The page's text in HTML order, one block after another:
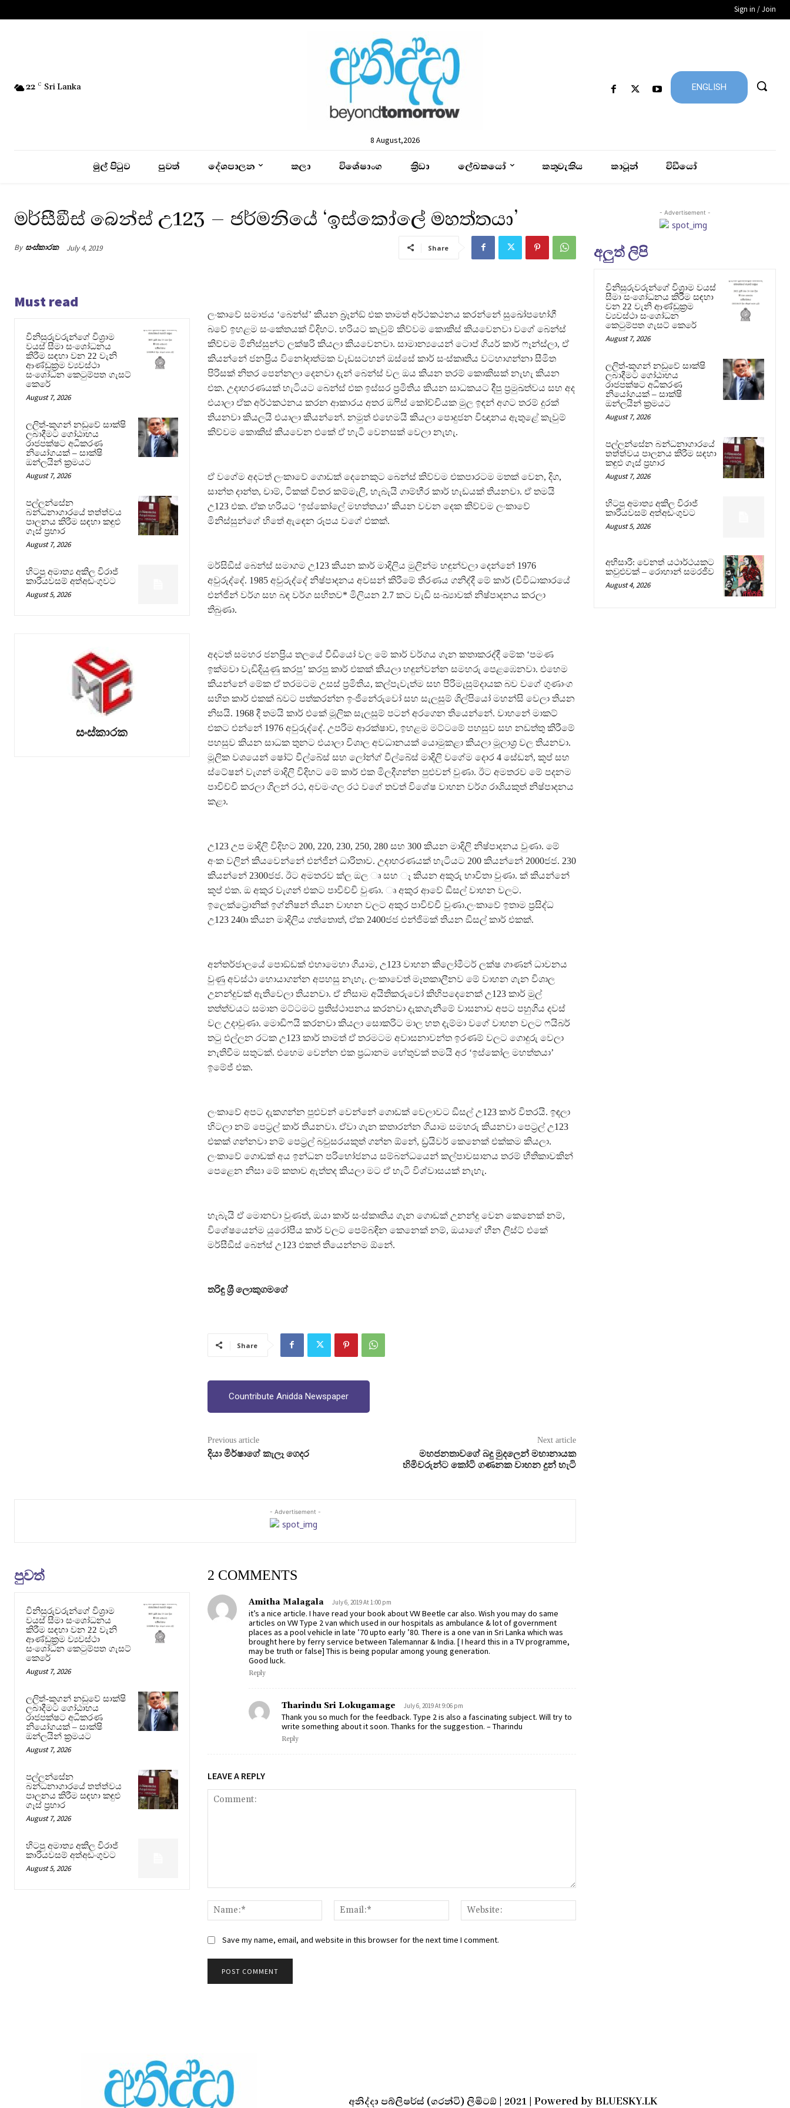
Sign in / Join
22 C Sri Lanka
8 August,2026
ENGLISH
මුල් පිටුව පුවත් දේශපාලන කලා විශේෂාංග ක්‍රිඩා ලේඛකයෝ කතුවැකිය කාටූන් විඩීයෝ
මර්සීඞීස් බෙන්ස් උ123 – ජර්මනියේ ‘ඉස්කෝලේ මහත්තයා’
By සංස්කාරක July 4, 2019 Share
Must read
විනිසුරුවරුන්ගේ විශ්‍රාම
වයස් සීමා සංශෝධනය
කිරීම සඳහා වන 22 වැනි
ආණ්ඩුක්‍රම ව්‍යවස්ථා
සංශෝධන කෙටුම්පත ගැසට්
කෙරේ
August 7, 2026
ලලිත්-කූගන් නඩුවේ සාක්ෂි
ලබාදීමට ගෝඨාභය
රාජපක්ෂට අධිකරණ
නියෝගයක් – සාක්ෂි
ඔන්ලයින් ක්‍රමයට
August 7, 2026
පල්ලන්සේන
බන්ධනාගාරයේ තත්ත්වය
පාලනය කිරීම සඳහා කඳුළු
ගෑස් ප්‍රහාර
August 7, 2026
හිටපු අමාත්‍ය අකිල විරාජ්
කාරියවසම් අත්අඩංගුවට
August 5, 2026
සංස්කාරක
ලංකාවේ සමාජය ‘බෙන්ස්’ කියන බ‍්‍රෑන්ඞ් එක තාමත් අර්ථකථනය කරන්නේ සුඛෝපභෝගී
බවේ ඉහළම සංකේතයක් විදිහට. හරියට කැවුම් කිව්වම කොකිස් කියවෙනවා වගේ බෙන්ස්
කිව්වම මිනිස්සුන්ට ලක්ෂරි කියලා කියවෙනවා. සාමාන්‍යයෙන් ටොප් ගියර් කාර් ෆෑන්ස්ලා, ඒ
කියන්නේ ජනප‍්‍රිය විනෝදාත්මක වැඩසටහන් ඔස්සේ කාර් සංස්කෘතිය වටහාගන්නා සීමිත
පිරිසක් නිතර පෙන්නලා දෙනවා දැන් බෙන්ස් වල ඔය කියන තරම් කොකිසක් නැහැ කියන
එක. උදාහරණයක් හැටියට බෙන්ස් එක ඉස්සර ප‍්‍රමිතිය කියන සාධකයට දීපු ප‍්‍රමුඛත්වය සහ අද
එයාලා ඒක අර්ථකථනය කරන ආකාරය අතර ඔෆිස් කෝච්චියක මුල ඉඳන් අගට තරම් දුරක්
තියනවා කියලයි එයාලා කියන්නේ. නමුත් එහෙමයි කියලා පොදුජන විඥානය ඇතුළේ කැවුම්
කිව්වම කොකිස් කියවෙන එකේ ඒ හැටි වෙනසක් වෙලා නැහැ.
ඒ වගේම අදටත් ලංකාවේ ගොඩක් දෙනෙකුට බෙන්ස් කිව්වම එකපාරටම මතක් වෙන, දිග,
සාන්ත දාන්ත, චාම්, ටිකක් විතර කම්මැලි, හැබැයි ගාම්භීර කාර් හැඩයක් තියනවා. ඒ තමයි
උ123 එක. ඒක හරියට ‘ඉස්කෝලේ මහත්තයා’ කියන වචන දෙක කිව්වම ලංකාවේ
මිනිස්සුන්ගේ හිතේ ඇඳෙන රූපය වගේ එකක්.
මර්සිඞීස් බෙන්ස් සමාගම උ123 කියන කාර් මාදිලිය මුලින්ම හඳුන්වලා දෙන්නේ 1976
අවුරුද්දේ. 1985 අවුරුද්දේ නිෂ්පාදනය අවසන් කිරීමේ තීරණය ගනිද්දී මේ කාර් (විවිධාකාරයේ
එන්ජින් වර්ග සහ බඳ වර්ග සහිතව* මිලියන 2.7 කට වැඩි සංඛ්‍යාවක් නිෂ්පාදනය කරලා
තිබුණා.
අදටත් සමහර ජනප‍්‍රිය තලයේ වීඩියෝ වල මේ කාර් වර්ගය ගැන කතාකරද්දී මේක ‘පමණ
ඉක්මවා වැඩිදියුණු කරපු’ කරපු කාර් එකක් කියලා හඳුන්වන්න සමහරු පෙළඹෙනවා. එහෙම
කියන්නේ මේක ඒ තරමටම උසස් ප‍්‍රමිතිය, කල්පැවැත්ම සහ පිරිමැසුම්දායක බව වගේ ගුණාංග
සහිත කාර් එකක් බවට පත්කරන්න ඉංජිනේරුවෝ සහ සැලසුම් ශිල්පියෝ මහන්සි වෙලා තියන
නිසයි. 1968 දී තමයි කාර් එකේ මූලික සැලසුම් පටන් අරගෙන තියෙන්නේ. වාහනේ මාකට්
එකට එන්නේ 1976 අවුරුද්දේ. උපරිම ආරක්ෂාව, ඉහළම මට්ටමේ පහසුව සහ නඩත්තු කිරීමේ
පහසුව කියන සාධක තුනට එයාලා විශාල අවධානයක් යොමුකළා කියලා මූලාශ‍්‍ර වල තියනවා.
මූලික වශයෙන් ෂෝට් වීල්බේස් සහ ලෝන්ග් වීල්බේස් මාදිලි වගේම දොර 4 සේඩන්, කූප් සහ
ස්ටේෂන් වැගන් මාදිලි විදිහට මේ කාර් එක මිලදීගන්න පුළුවන් වුණා. ඊට අමතරව මේ පදනම
පාවිච්චි කරලා ගිලන් රථ, අවමංගල රථ වගේ තවත් විශේෂ වාහන වර්ග රාශියකුත් නිෂ්පාදනය
කළා.
උ123 උප මාදිලි විදිහට 200, 220, 230, 250, 280 සහ 300 කියන මාදිලි නිෂ්පාදනය වුණා. මේ
අංක වලින් කියවෙන්නේ එන්ජින් ධාරිතාව. උදාහරණයක් හැටියට 200 කියන්නේ 2000ජජ. 230
කියන්නේ 2300ජජ. ඊට අමතරව ක්‍ල ඔල ෘ සහ ෑ කියන අකුරු භාවිතා වුණා. ක්‍ කියන්නේ
කූප් එක. ඔ අකුර වැගන් එකට පාවිච්චි වුණා. ෘ අකුර ආවේ ඞීසල් වාහන වලට.
ඉලෙක්ට්‍රොනික් ඉග්නිෂන් තියන වාහන වලට අකුර පාවිච්චි වුණා.ලංකාවේ ඉතාම ප‍්‍රසිද්ධ
උ123 240ෘ කියන මාදිලිය ගත්තොත්, ඒක 2400ජජ එන්ජිමක් තියන ඞීසල් කාර් එකක්.
අන්තර්ජාලයේ පොඞ්ඩක් එහාමෙහා ගියාම, උ123 වාහන කිලෝමීටර් ලක්ෂ ගාණන් ධාවනය
වුණු අවස්ථා හොයාගන්න අපහසු නැහැ. ලංකාවෙත් මෑතකාලීනව මේ වාහන ගැන විශාල
උනන්දුවක් ඇතිවෙලා තියනවා. ඒ නිසාම අයිතිකරුවෝ කිහිපදෙනෙක් උ123 කාර් මුල්
තත්ත්වයට සමාන මට්ටමට ප‍්‍රතිස්ථාපනය කරනවා දැකගැනීමේ වාසනාව අපට පහුගිය දවස්
වල උදාවුණා. මොඩිෆයි කරනවා කියලා සොකරිට මාල හත දැම්මා වගේ වාහන වලට ෆයිබර්
තටු එල්ලන රටක උ123 කාර් තාමත් ඒ තරමටම අවාසනාවන්ත ඉරණම් වලට ගොදුරු වෙලා
නැතිවීම සතුටක්. එහෙම වෙන්න එක ප‍්‍රධානම හේතුවක් තමයි අර ‘ඉස්කෝල මහත්තයා’
ඉමේජ් එක.
ලංකාවේ අපට දැකගන්න පුළුවන් වෙන්නේ ගොඩක් වෙලාවට ඞීසල් උ123 කාර් විතරයි. ඉඳලා
හිටලා නම් පෙට‍්‍රල් කාර් තියනවා. ඒවා ගැන කතාරන්න ගියාම සමහරු කියනවා පෙට‍්‍රල් උ123
එකක් ගන්නවා නම් පෙට‍්‍රල් බවුසරයකුත් ගන්න ඕනේ, ඩ‍්‍රයිවර් කෙනෙක් එක්කම කියලා.
ලංකාවේ ගොඩක් අය ඉන්ධන පරිභෝජනය සම්බන්ධයෙන් කල්පාවසානය තරම් භීතිකාවකින්
පෙළෙන නිසා මේ කතාව ඇත්තද කියලා මට ඒ හැටි විශ්වාසයක් නැහැ.
හැබැයි ඒ මොනවා වුණත්, ඔයා කාර් සංස්කෘතිය ගැන ගොඩක් උනන්දු වෙන කෙනෙක් නම්,
විශේෂයෙන්ම යුරෝපීය කාර් වලට පෙම්බඳින කෙනෙක් නම්, ඔයාගේ හීන ලිස්ට් එකේ
මර්සීඞීස් බෙන්ස් උ123 එකත් තියෙන්නම ඕනේ.
තරිඳු ශ‍්‍රී ලොකුගමගේ
Share
Countribute Anidda Newspaper
Previous article
දියා මිර්ෂාගේ කැලෑ ගෙදර
Next article
මහජනතාවගේ බදු මුදලෙන් මහානායක
හිමිවරුන්ට කෝටි ගණනක වාහන දුන් හැටි
- Advertisement -
පුවත්
විනිසුරුවරුන්ගේ විශ්‍රාම
වයස් සීමා සංශෝධනය
කිරීම සඳහා වන 22 වැනි
ආණ්ඩුක්‍රම ව්‍යවස්ථා
සංශෝධන කෙටුම්පත ගැසට්
කෙරේ
August 7, 2026
ලලිත්-කූගන් නඩුවේ සාක්ෂි
ලබාදීමට ගෝඨාභය
රාජපක්ෂට අධිකරණ
නියෝගයක් – සාක්ෂි
ඔන්ලයින් ක්‍රමයට
August 7, 2026
පල්ලන්සේන
බන්ධනාගාරයේ තත්ත්වය
පාලනය කිරීම සඳහා කඳුළු
ගෑස් ප්‍රහාර
August 7, 2026
හිටපු අමාත්‍ය අකිල විරාජ්
කාරියවසම් අත්අඩංගුවට
August 5, 2026
2 COMMENTS
Amitha Malagala July 6, 2019 At 1:00 pm
it’s a nice article. I have read your book about VW Beetle car also. Wish you may do same
articles on VW Type 2 van which used in our hospitals as ambulance & lot of government
places as a pool vehicle in late ’70 upto early ’80. There is a one van in Sri Lanka which was
brought here by ferry service between Talemannar & India. [ I heard this in a TV programme,
may be truth or false] This is being popular among young generation.
Good luck.
Reply
Tharindu Sri Lokugamage July 6, 2019 At 9:06 pm
Thank you so much for the feedback. Type 2 is also a fascinating subject. Will try to
write something about it soon. Thanks for the suggestion. – Tharindu
Reply
LEAVE A REPLY
Name:*
Email:*
Save my name, email, and website in this browser for the next time I comment.
- Advertisement -
අලුත් ලිපි
විනිසුරුවරුන්ගේ විශ්‍රාම වයස්
සීමා සංශෝධනය කිරීම සඳහා
වන 22 වැනි ආණ්ඩුක්‍රම
ව්‍යවස්ථා සංශෝධන
කෙටුම්පත ගැසට් කෙරේ
August 7, 2026
ලලිත්-කූගන් නඩුවේ සාක්ෂි
ලබාදීමට ගෝඨාභය
රාජපක්ෂට අධිකරණ
නියෝගයක් – සාක්ෂි
ඔන්ලයින් ක්‍රමයට
August 7, 2026
පල්ලන්සේන බන්ධනාගාරයේ
තත්ත්වය පාලනය කිරීම සඳහා
කඳුළු ගෑස් ප්‍රහාර
August 7, 2026
හිටපු අමාත්‍ය අකිල විරාජ්
කාරියවසම් අත්අඩංගුවට
August 5, 2026
අභිසාරී: වෙනත් යථාර්ථයකට
කවුළුවක් – රොහාන් සමරජීව
August 4, 2026
අනිද්දා පබ්ලිෂර්ස් (ගරන්ටි) ලිමිටඞ් | 2021 | Powered by BLUESKY.LK